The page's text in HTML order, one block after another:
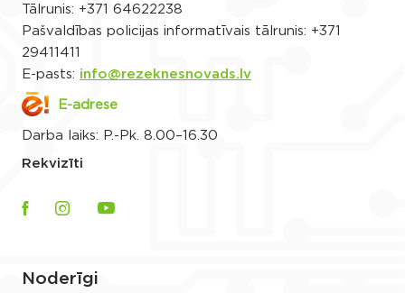
Tālrunis: +371 64622238
Pašvaldības policijas informatīvais tālrunis: +371
29411411
E-pasts: info@rezeknesnovads.lv
E-adrese
Darba laiks: P.-Pk. 8.00–16.30
Rekvizīti
Noderīgi